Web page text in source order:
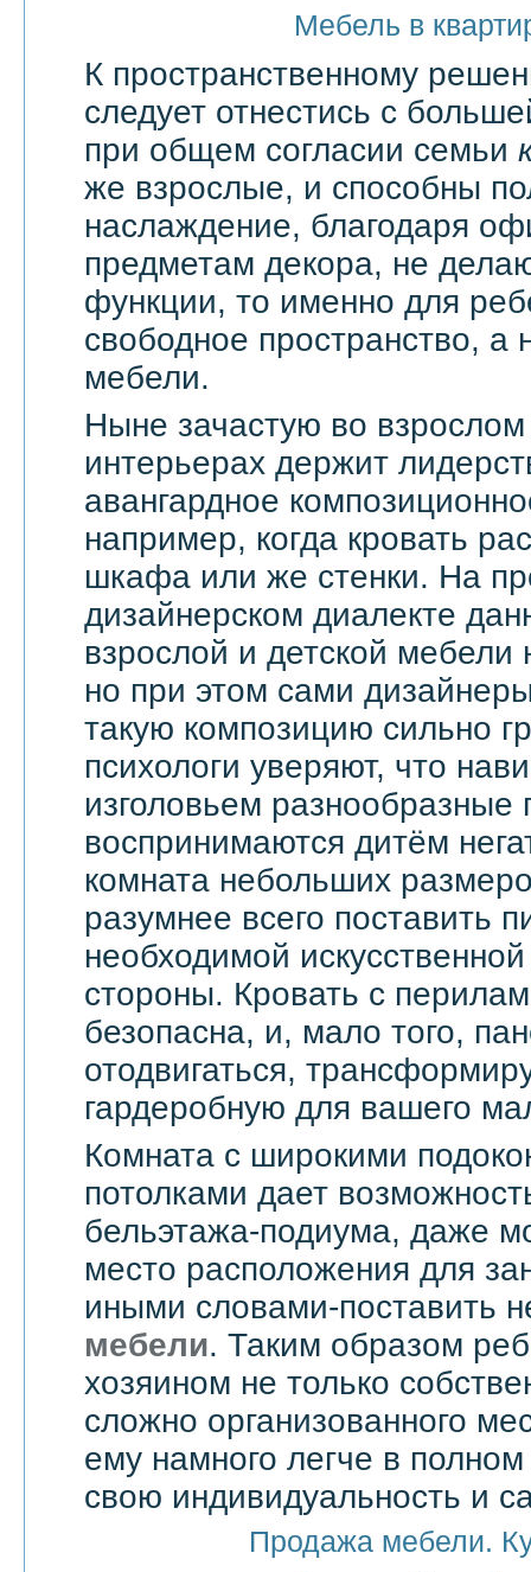
Мебель в
К пространственному
следует отнестись с
при общем согласии семьи
же взрослые, и способны
наслаждение, благодаря
предметам декора, не
функции, то именно для
свободное пространство, а
мебели.
Ныне зачастую во
интерьерах держит
авангардное
например, когда кровать
шкафа или же стенки. На
дизайнерском диалекте
взрослой и детской
но при этом сами
такую композицию сильно
психологи уверяют, что
изголовьем разнообразные
воспринимаются дитём
комната небольших
разумнее всего поставить
необходимой
стороны. Кровать с
безопасна, и, мало того,
отодвигаться,
гардеробную для вашего
Комната с широкими
потолками дает
бельэтажа-подиума, даже
место расположения для
иными словами-поставить
мебели. Таким образом
хозяином не только
сложно организованного
ему намного легче в
свою индивидуальность и
Продажа мебели.